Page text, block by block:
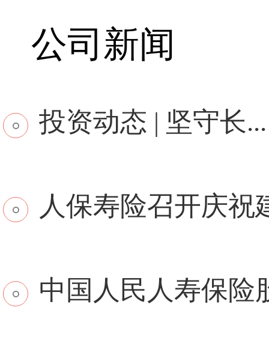
公司新闻
投资动态 | 坚守长...
人保寿险召开庆祝
中国人民人寿保险